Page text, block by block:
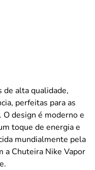
de alta qualidade,
perfeitas para as
O design é moderno e
toque de energia e
mundialmente pela
a Chuteira Nike Vapor